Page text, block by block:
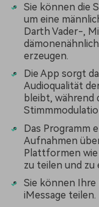
Sie können die
um eine
Darth Vader-,
erzeugen.
Die App sorgt
Audioqualität
bleibt, während
Das Programm
Aufnahmen
Plattformen wie
zu teilen und zu
Sie können
iMessage teilen.